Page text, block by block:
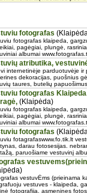
fotografas
fotografas klaipeda,
pagėgiai, plungė,
albumai
atributika,
internetinėje parduotuvėje ir
dekoracijas, puošnius
taures, butelių
fotografas
(Klaipėda)
fotografas klaipeda,
pagėgiai, plungė,
albumai
fotografas
fotagrafaswww.fo.tik.lt
darau fotosesijas.
paruošiame vestuvinį
vestuvĖms (prieinama
vestuves - klaipeda,
fotografija, asmenines